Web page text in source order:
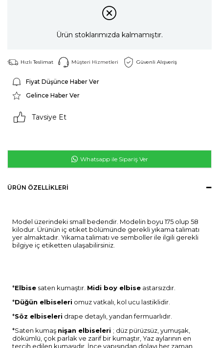
Ürün stoklarımızda kalmamıştır.
Hızlı Teslimat Müşteri Hizmetleri Güvenli Alışveriş
Fiyat Düşünce Haber Ver
Gelince Haber Ver
Tavsiye Et
Whatsapp ile Sipariş Ver
ÜRÜN ÖZELLIKLERI
Model üzerindeki small bedendir. Modelin boyu 175 olup 58
kilodur. Ürünün iç etiket bölümünde gerekli yıkama talimatı
yer almaktadır. Yıkama talimatı ve semboller ile ilgili gerekli
bilgiye iç etiketten ulaşabilirsiniz.
*Elbise saten kumaştır. Midi boy elbise astarsızdır.
*Düğün elbiseleri omuz vatkalı, kol ucu lastiklidir.
*Söz elbiseleri drape detaylı, yandan fermuarlıdır.
*Saten kumaş nişan elbiseleri ; düz pürüzsüz, yumuşak,
dökümlü, çok parlak ve zarif bir kumaştır, Yaz aylarının en
tercih edilen kumaşıdır. İnce yapısından dolayı her zaman